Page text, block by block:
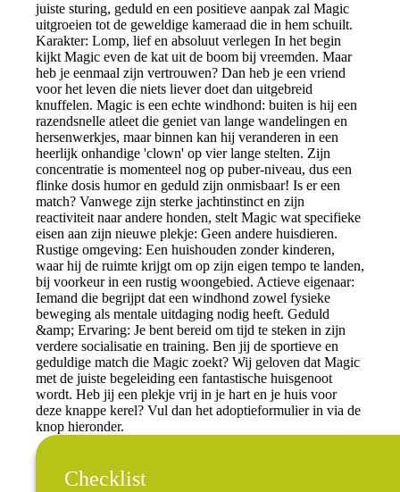
juiste sturing, geduld en een positieve aanpak zal Magic
uitgroeien tot de geweldige kameraad die in hem schuilt.
Karakter: Lomp, lief en absoluut verlegen In het begin
kijkt Magic even de kat uit de boom bij vreemden. Maar
heb je eenmaal zijn vertrouwen? Dan heb je een vriend
voor het leven die niets liever doet dan uitgebreid
knuffelen. Magic is een echte windhond: buiten is hij een
razendsnelle atleet die geniet van lange wandelingen en
hersenwerkjes, maar binnen kan hij veranderen in een
heerlijk onhandige 'clown' op vier lange stelten. Zijn
concentratie is momenteel nog op puber-niveau, dus een
flinke dosis humor en geduld zijn onmisbaar! Is er een
match? Vanwege zijn sterke jachtinstinct en zijn
reactiviteit naar andere honden, stelt Magic wat specifieke
eisen aan zijn nieuwe plekje: Geen andere huisdieren.
Rustige omgeving: Een huishouden zonder kinderen,
waar hij de ruimte krijgt om op zijn eigen tempo te landen,
bij voorkeur in een rustig woongebied. Actieve eigenaar:
Iemand die begrijpt dat een windhond zowel fysieke
beweging als mentale uitdaging nodig heeft. Geduld
&amp; Ervaring: Je bent bereid om tijd te steken in zijn
verdere socialisatie en training. Ben jij de sportieve en
geduldige match die Magic zoekt? Wij geloven dat Magic
met de juiste begeleiding een fantastische huisgenoot
wordt. Heb jij een plekje vrij in je hart en je huis voor
deze knappe kerel? Vul dan het adoptieformulier in via de
knop hieronder.
Checklist